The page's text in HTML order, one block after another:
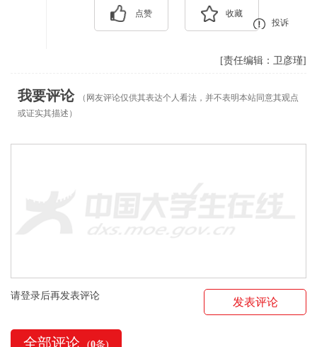
点赞
收藏
投诉
[责任编辑：卫彦瑾]
我要评论
（网友评论仅供其表达个人看法，并不表明本站同意其观点
或证实其描述）
请登录后再发表评论
发表评论
全部评论 (0条)